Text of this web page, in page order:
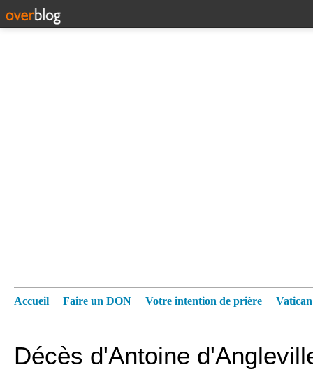
Accueil Faire un DON Votre intention de prière
Décès d'Antoine